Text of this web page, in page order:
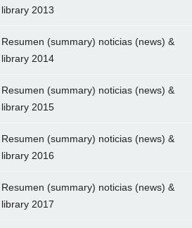
library 2013
Resumen (summary) noticias (news) &
library 2014
Resumen (summary) noticias (news) &
library 2015
Resumen (summary) noticias (news) &
library 2016
Resumen (summary) noticias (news) &
library 2017